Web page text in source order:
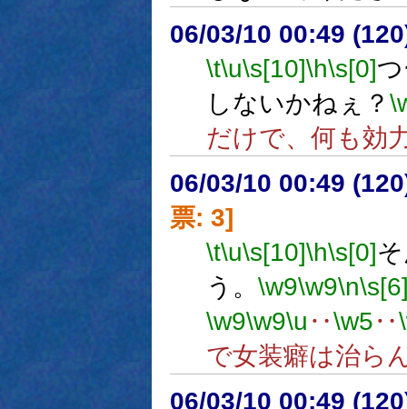
06/03/10 00:49
\t\u\s[10]\h\s[0]
しないかねぇ？
だけで、何も効
06/03/10 00:49
票: 3]
\t\u\s[10]\h\s[0]
う。 \w9\w9\n
\w9\w9\u ‥\w5‥
で女装癖は治ら
06/03/10 00:49